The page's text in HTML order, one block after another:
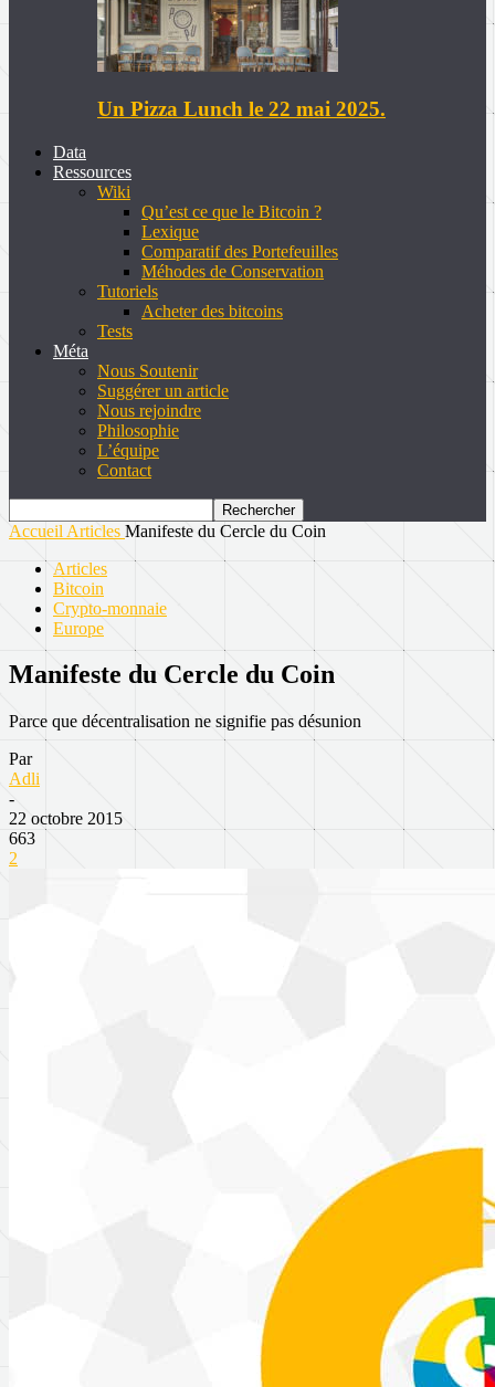
Un Pizza Lunch le 22 mai 2025.
Data
Ressources
Wiki
Qu’est ce que le Bitcoin ?
Lexique
Comparatif des Portefeuilles
Méhodes de Conservation
Tutoriels
Acheter des bitcoins
Tests
Méta
Nous Soutenir
Suggérer un article
Nous rejoindre
Philosophie
L’équipe
Contact
Accueil Articles Manifeste du Cercle du Coin
Articles
Bitcoin
Crypto-monnaie
Europe
Manifeste du Cercle du Coin
Parce que décentralisation ne signifie pas désunion
Par
Adli
-
22 octobre 2015
663
2